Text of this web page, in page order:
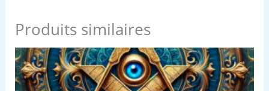
Produits similaires